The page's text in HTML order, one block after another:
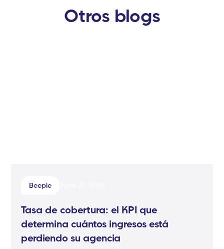
Otros blogs
Beeple
Tasa de cobertura: el KPI que
determina cuántos ingresos está
perdiendo su agencia